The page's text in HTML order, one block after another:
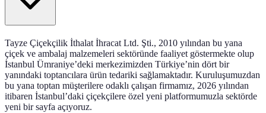
Tayze Çiçekçilik İthalat İhracat Ltd. Şti., 2010 yılından bu yana
çiçek ve ambalaj malzemeleri sektöründe faaliyet göstermekte olup
İstanbul Ümraniye’deki merkezimizden Türkiye’nin dört bir
yanındaki toptancılara ürün tedariki sağlamaktadır. Kuruluşumuzdan
bu yana toptan müşterilere odaklı çalışan firmamız, 2026 yılından
itibaren İstanbul’daki çiçekçilere özel yeni platformumuzla sektörde
yeni bir sayfa açıyoruz.